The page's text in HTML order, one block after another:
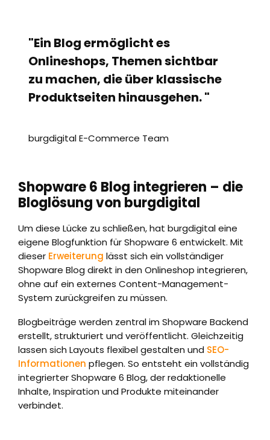
"Ein Blog ermöglicht es
Onlineshops, Themen sichtbar
zu machen, die über klassische
Produktseiten hinausgehen. "
burgdigital E-Commerce Team
Shopware 6 Blog integrieren – die
Bloglösung von burgdigital
Um diese Lücke zu schließen, hat burgdigital eine
eigene Blogfunktion für Shopware 6 entwickelt. Mit
dieser Erweiterung lässt sich ein vollständiger
Shopware Blog direkt in den Onlineshop integrieren,
ohne auf ein externes Content-Management-
System zurückgreifen zu müssen.
Blogbeiträge werden zentral im Shopware Backend
erstellt, strukturiert und veröffentlicht. Gleichzeitig
lassen sich Layouts flexibel gestalten und SEO-
Informationen pflegen. So entsteht ein vollständig
integrierter Shopware 6 Blog, der redaktionelle
Inhalte, Inspiration und Produkte miteinander
verbindet.